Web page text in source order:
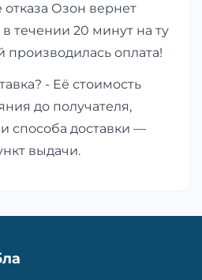
отказа Озон вернет
течении 20 минут на ту
производилась оплата!
- Её стоимость
до получателя,
способа доставки —
выдачи.